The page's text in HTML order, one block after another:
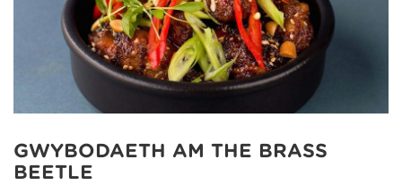
GWYBODAETH AM THE BRASS
BEETLE